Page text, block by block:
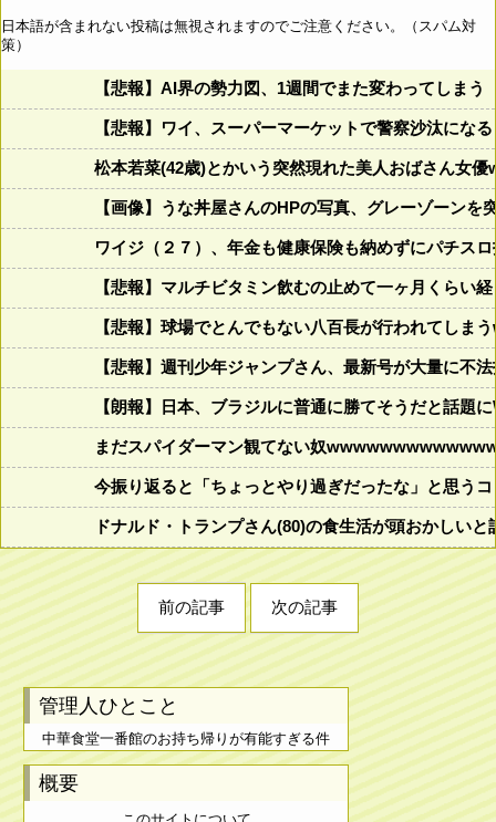
日本語が含まれない投稿は無視されますのでご注意ください。（スパム対
策）
【悲報】AI界の勢力図、1週間でまた変わってしまう
【悲報】ワイ、スーパーマーケットで警察沙汰にな
松本若菜(42歳)とかいう突然現れた美人おばさん女優
【画像】うな丼屋さんのHPの写真、グレーゾーンを
ワイジ（２７）、年金も健康保険も納めずにパチス
【悲報】マルチビタミン飲むの止めて一ヶ月くらい
【悲報】球場でとんでもない八百長が行われてし
【悲報】週刊少年ジャンプさん、最新号が大量に不
【朗報】日本、ブラジルに普通に勝てそうだと話題
まだスパイダーマン観てない奴
今振り返ると「ちょっとやり過ぎだったな」と思う
ドナルド・トランプさん(80)の食生活が頭おかしい
前の記事 次の記事
管理人ひとこと
中華食堂一番館のお持ち帰りが有能すぎる件
概要